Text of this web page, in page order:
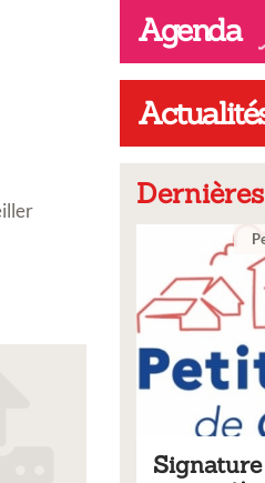
Agenda
de l'avenant à la